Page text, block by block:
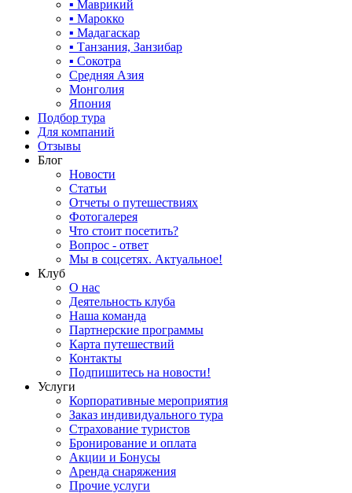
▪ Маврикий
▪ Марокко
▪ Мадагаскар
▪ Танзания, Занзибар
▪ Сокотра
Средняя Азия
Монголия
Япония
Подбор тура
Для компаний
Отзывы
Блог
Новости
Статьи
Отчеты о путешествиях
Фотогалерея
Что стоит посетить?
Вопрос - ответ
Мы в соцсетях. Актуальное!
Клуб
О нас
Деятельность клуба
Наша команда
Партнерские программы
Карта путешествий
Контакты
Подпишитесь на новости!
Услуги
Корпоративные мероприятия
Заказ индивидуального тура
Страхование туристов
Бронирование и оплата
Акции и Бонусы
Аренда снаряжения
Прочие услуги